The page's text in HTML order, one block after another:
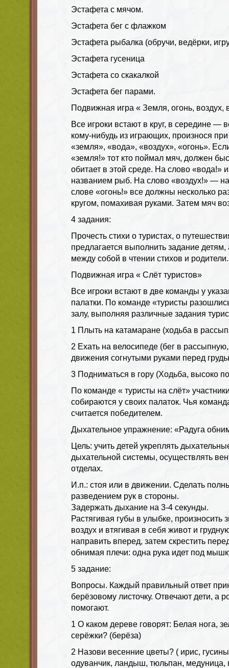
Эстафета с мячом.
Эстафета бег с флажком
Эстафета рыбалка (обручи, ведёрки,
Эстафета гусеница
Эстафета со скакалкой
Эстафета бег парами.
Подвижная игра « Земля, огонь, воздух,
Все игроки встают в круг, в середине —
кому-нибудь из играющих, произнося
«земля», «вода», «воздух», «огонь».
«земля!» тот кто поймал мяч, должен
обитает в этой среде. На слово «вода!»
названием рыб. На слово «воздух!» —
слове «огонь!» все должны несколько
кругом, помахивая руками. Затем мяч
4 задания:
Прочесть стихи о туристах, о
предлагается выполнить задание
между собой в чтении стихов и родители.
Подвижная игра « Слёт туристов»
Все игроки встают в две команды у
палатки. По команде «туристы
залу, выполняя различные задания
1 Плыть на катамаране (ходьба в
2 Ехать на велосипеде (бег в
движения согнутыми руками перед
3 Подниматься в гору (Ходьба, высоко
По команде « туристы на слёт»
собираются у своих палаток. Чья
считается победителем.
Дыхательное упражнение: «Радуга
Цель: учить детей укреплять
дыхательной системы, осуществлять
отделах.
И.п.: стоя или в движении. Сделать
разведением рук в стороны.
Задержать дыхание на 3-4 секунды.
Растягивая губы в улыбке, произносить
воздух и втягивая в себя живот и
направить вперед, затем скрестить
обнимая плечи: одна рука идет под
5 задание:
Вопросы. Каждый правильный ответ
берёзовому листочку. Отвечают дети, а
помогают.
1 О каком дереве говорят: Белая нога,
серёжки? (берёза)
2 Назови весенние цветы? ( ирис,
одуванчик, ландыш, тюльпан, медуница,